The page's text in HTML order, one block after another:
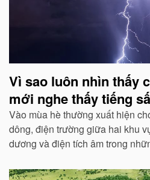
Vì sao luôn nhìn thấy
mới nghe thấy tiếng
Vào mùa hè thường xuất hiện
dông, điện trường giữa hai khu
dương và điện tích âm trong
mức độ nhất định, hai loại điện
triển sẽ phát ra tia lửa...